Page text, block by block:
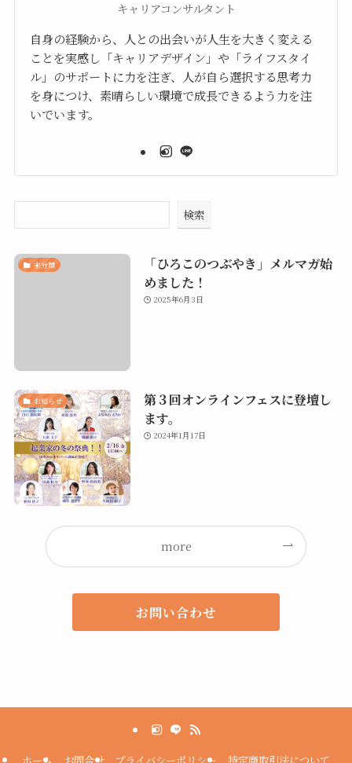
キャリアコンサルタント
自身の経験から、人との出会いが人生を大きく変える
ことを実感し「キャリアデザイン」や「ライフスタイ
ル」のサポートに力を注ぎ、人が自ら選択する思考力
を身につけ、素晴らしい環境で成長できるよう力を注
いでいます。
検索
未分類
「ひろこのつぶやき」メルマガ始
めました！
2025年6月3日
お知らせ
第３回オンラインフェスに登壇し
ます。
2024年1月17日
more
お問い合わせ